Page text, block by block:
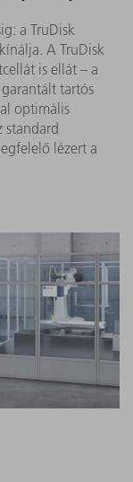
a TruDisk
A TruDisk
is ellát – a
tartós
optimális
standard
lézert a